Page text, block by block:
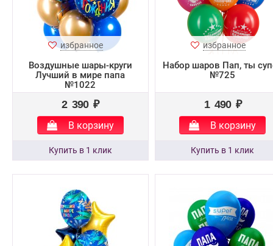
избранное
Воздушные шары-круги
Лучший в мире папа
№1022
2 390 ₽
В корзину
избранное
Набор шаров Пап, ты
№725
1 490 ₽
В корзину